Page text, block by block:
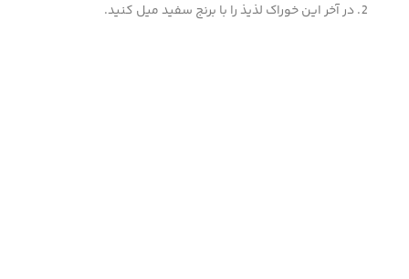
در آخر این خوراک لذیذ را با برنج سفید میل کنید.